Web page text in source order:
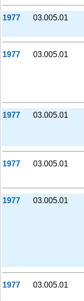
1977 03.005.01
1977 03.005.01
1977 03.005.01
1977 03.005.01
1977 03.005.01
1977 03.005.01